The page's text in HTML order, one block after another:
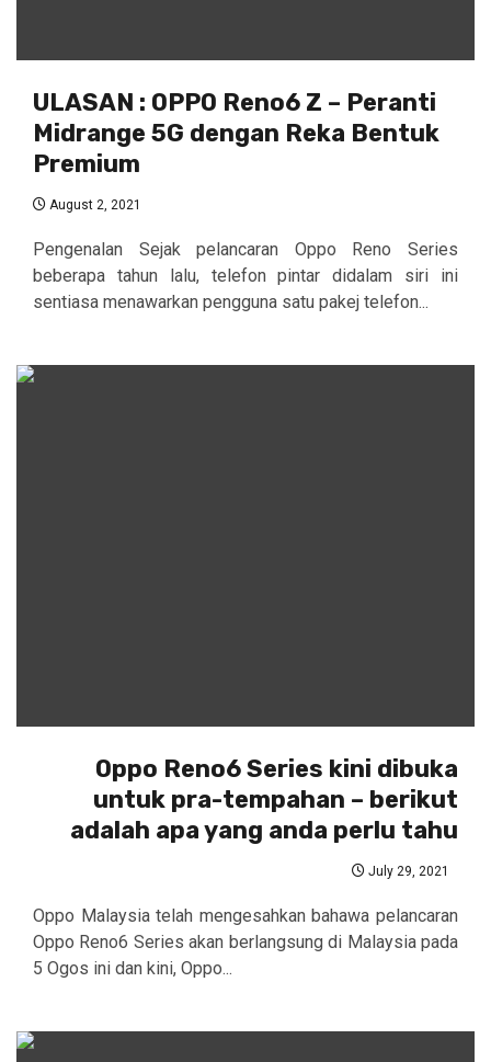
ULASAN : OPPO Reno6 Z – Peranti
Midrange 5G dengan Reka Bentuk
Premium
August 2, 2021
Pengenalan Sejak pelancaran Oppo Reno Series
beberapa tahun lalu, telefon pintar didalam siri ini
sentiasa menawarkan pengguna satu pakej telefon...
Oppo Reno6 Series kini dibuka
untuk pra-tempahan – berikut
adalah apa yang anda perlu tahu
July 29, 2021
Oppo Malaysia telah mengesahkan bahawa pelancaran
Oppo Reno6 Series akan berlangsung di Malaysia pada
5 Ogos ini dan kini, Oppo...